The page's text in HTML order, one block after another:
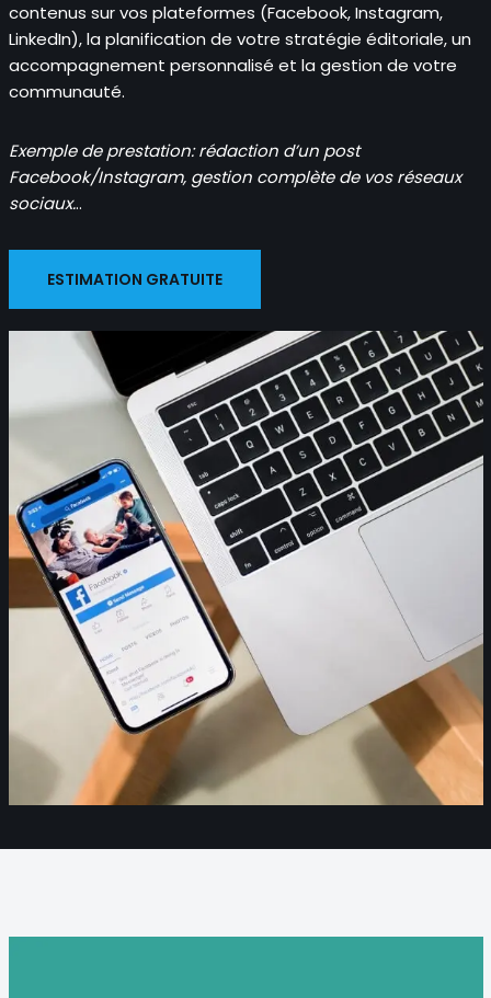
contenus sur vos plateformes (Facebook, Instagram,
LinkedIn), la planification de votre stratégie éditoriale, un
accompagnement personnalisé et la gestion de votre
communauté.
Exemple de prestation: rédaction d’un post
Facebook/Instagram, gestion complète de vos réseaux
sociaux...
ESTIMATION GRATUITE